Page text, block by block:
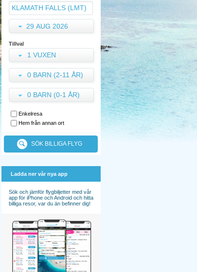
29 AUG 2026
Tillval
1 VUXEN
0 BARN (2-11 ÅR)
0 BARN (0-1 ÅR)
Enkelresa
Hem från annan ort
SÖK BILLIGA FLYG
Ladda ner vår nya app
Sök och jämför flygbiljetter med vår
app för iPhone och Android och hitta
billiga resor, var du än befinner dig!